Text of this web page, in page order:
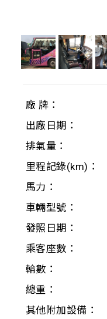
廠 牌：
出廠日期：
排氣量：
里程記錄(km)：
馬力：
車輛型號：
發照日期：
乘客座數：
輪數：
總重：
其他附加設備：